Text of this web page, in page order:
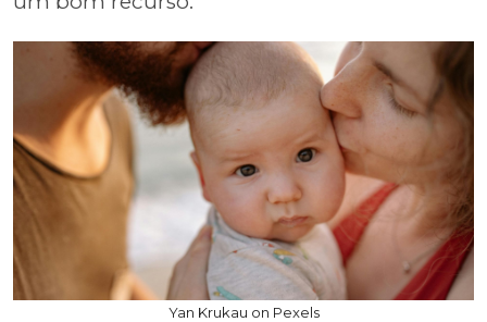
Yan Krukau on Pexels